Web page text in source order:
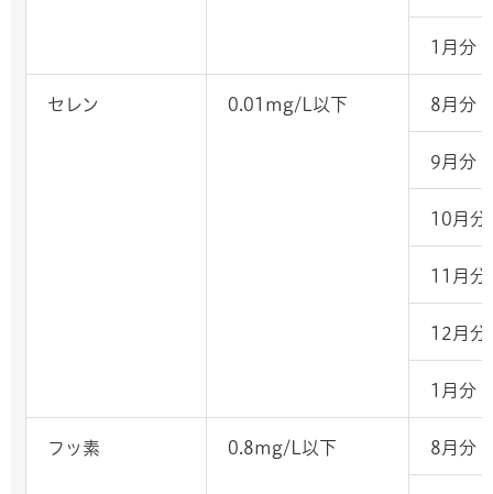
1月分
セレン 0.01mg/L以下 8月分
9月分
10月分
11月分
12月分
1月分
フッ素 0.8mg/L以下 8月分